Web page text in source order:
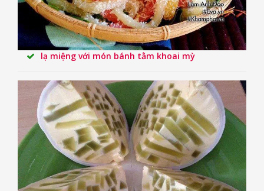
lạ miệng với món bánh tằm khoai mỳ